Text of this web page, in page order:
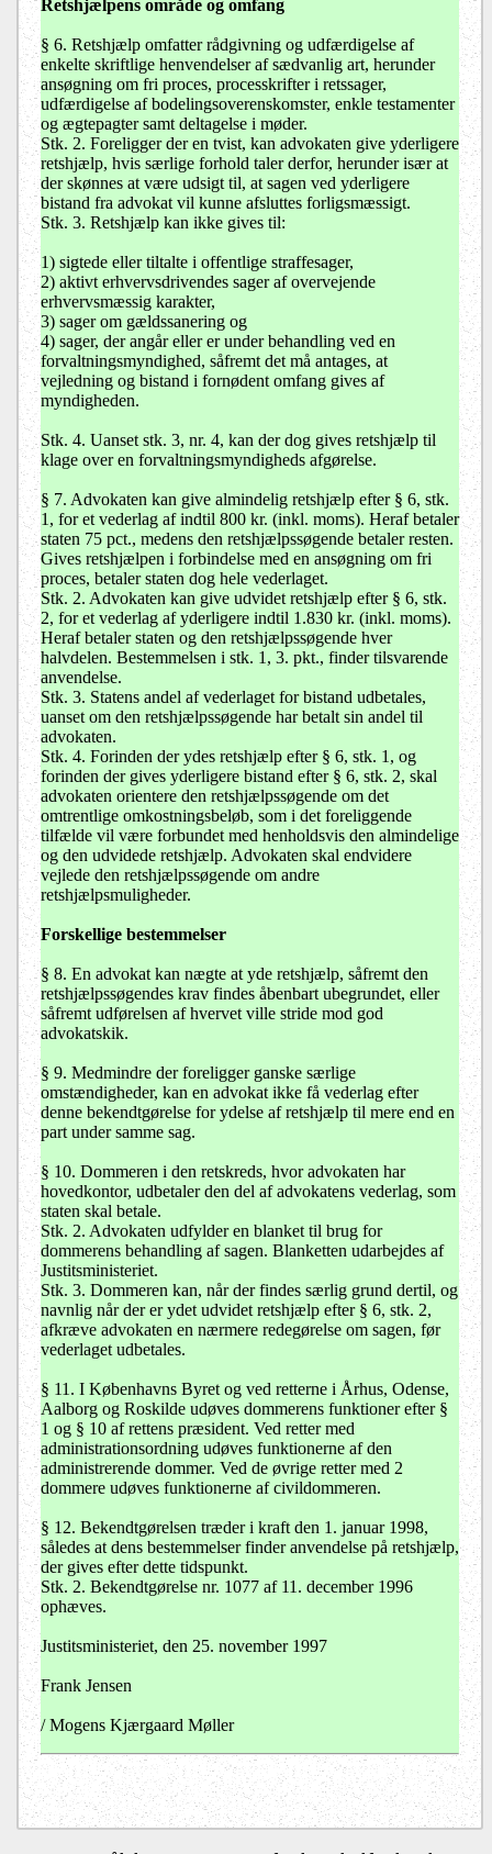
Retshjælpens område og omfang
§ 6. Retshjælp omfatter rådgivning og udfærdigelse af
enkelte skriftlige henvendelser af sædvanlig art, herunder
ansøgning om fri proces, processkrifter i retssager,
udfærdigelse af bodelingsoverenskomster, enkle testamenter
og ægtepagter samt deltagelse i møder.
Stk. 2. Foreligger der en tvist, kan advokaten give yderligere
retshjælp, hvis særlige forhold taler derfor, herunder især at
der skønnes at være udsigt til, at sagen ved yderligere
bistand fra advokat vil kunne afsluttes forligsmæssigt.
Stk. 3. Retshjælp kan ikke gives til:
1) sigtede eller tiltalte i offentlige straffesager,
2) aktivt erhvervsdrivendes sager af overvejende
erhvervsmæssig karakter,
3) sager om gældssanering og
4) sager, der angår eller er under behandling ved en
forvaltningsmyndighed, såfremt det må antages, at
vejledning og bistand i fornødent omfang gives af
myndigheden.
Stk. 4. Uanset stk. 3, nr. 4, kan der dog gives retshjælp til
klage over en forvaltningsmyndigheds afgørelse.
§ 7. Advokaten kan give almindelig retshjælp efter § 6, stk.
1, for et vederlag af indtil 800 kr. (inkl. moms). Heraf betaler
staten 75 pct., medens den retshjælpssøgende betaler resten.
Gives retshjælpen i forbindelse med en ansøgning om fri
proces, betaler staten dog hele vederlaget.
Stk. 2. Advokaten kan give udvidet retshjælp efter § 6, stk.
2, for et vederlag af yderligere indtil 1.830 kr. (inkl. moms).
Heraf betaler staten og den retshjælpssøgende hver
halvdelen. Bestemmelsen i stk. 1, 3. pkt., finder tilsvarende
anvendelse.
Stk. 3. Statens andel af vederlaget for bistand udbetales,
uanset om den retshjælpssøgende har betalt sin andel til
advokaten.
Stk. 4. Forinden der ydes retshjælp efter § 6, stk. 1, og
forinden der gives yderligere bistand efter § 6, stk. 2, skal
advokaten orientere den retshjælpssøgende om det
omtrentlige omkostningsbeløb, som i det foreliggende
tilfælde vil være forbundet med henholdsvis den almindelige
og den udvidede retshjælp. Advokaten skal endvidere
vejlede den retshjælpssøgende om andre
retshjælpsmuligheder.
Forskellige bestemmelser
§ 8. En advokat kan nægte at yde retshjælp, såfremt den
retshjælpssøgendes krav findes åbenbart ubegrundet, eller
såfremt udførelsen af hvervet ville stride mod god
advokatskik.
§ 9. Medmindre der foreligger ganske særlige
omstændigheder, kan en advokat ikke få vederlag efter
denne bekendtgørelse for ydelse af retshjælp til mere end en
part under samme sag.
§ 10. Dommeren i den retskreds, hvor advokaten har
hovedkontor, udbetaler den del af advokatens vederlag, som
staten skal betale.
Stk. 2. Advokaten udfylder en blanket til brug for
dommerens behandling af sagen. Blanketten udarbejdes af
Justitsministeriet.
Stk. 3. Dommeren kan, når der findes særlig grund dertil, og
navnlig når der er ydet udvidet retshjælp efter § 6, stk. 2,
afkræve advokaten en nærmere redegørelse om sagen, før
vederlaget udbetales.
§ 11. I Københavns Byret og ved retterne i Århus, Odense,
Aalborg og Roskilde udøves dommerens funktioner efter §
1 og § 10 af rettens præsident. Ved retter med
administrationsordning udøves funktionerne af den
administrerende dommer. Ved de øvrige retter med 2
dommere udøves funktionerne af civildommeren.
§ 12. Bekendtgørelsen træder i kraft den 1. januar 1998,
således at dens bestemmelser finder anvendelse på retshjælp,
der gives efter dette tidspunkt.
Stk. 2. Bekendtgørelse nr. 1077 af 11. december 1996
ophæves.
Justitsministeriet, den 25. november 1997
Frank Jensen
/ Mogens Kjærgaard Møller